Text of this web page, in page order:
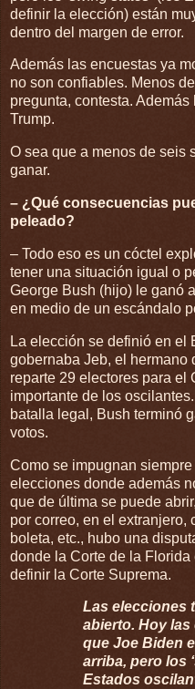
definir la elección) están
dentro del margen de error.
Además las encuestas ya
no son confiables. Menos
pregunta, contesta.
Trump.
O sea que a menos de seis
ganar.
– ¿Qué consecuencias
peleado?
– Todo eso es un cóctel
tener una situación igual o
George Bush (hijo) le ganó
en medio de un escándalo
La elección se definió en el
gobernaba Jeb, el hermano
reparte 29 electores para el
importante de los
batalla legal, Bush terminó
votos.
Como se impugnan
elecciones donde además
que de última se puede
por correo, en el extranjero,
boleta, etc., hubo una
donde la Corte de la
definir la Corte Suprema.
Las elecciones
abierto. Hoy
que Joe Biden
arriba, pero los
Estados